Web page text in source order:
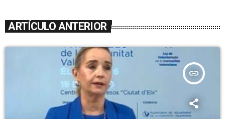
ARTÍCULO ANTERIOR
insert_link